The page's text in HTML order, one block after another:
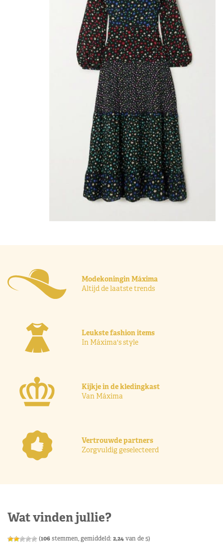
Modekoningin Máxima
Altijd de laatste trends
Leukste fashion items
In Máxima's style
Kijkje in de kledingkast
Van Máxima
Vertrouwde partners
Zorgvuldig geselecteerd
Wat vinden jullie?
(106stemmen, gemiddeld: 2,24van de 5)